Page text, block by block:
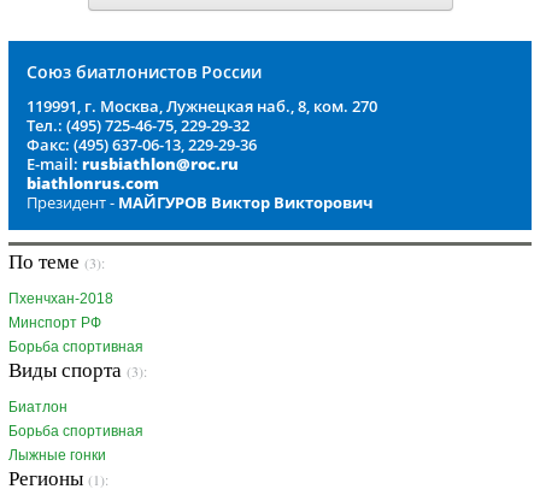
Союз биатлонистов России
119991, г. Москва, Лужнецкая наб., 8, ком. 270
Тел.: (495) 725-46-75, 229-29-32
Факс: (495) 637-06-13, 229-29-36
E-mail: rusbiathlon@roc.ru
biathlonrus.com
Президент - МАЙГУРОВ Виктор Викторович
По теме (3):
Пхенчхан-2018
Минспорт РФ
Борьба спортивная
Виды спорта (3):
Биатлон
Борьба спортивная
Лыжные гонки
Регионы (1):